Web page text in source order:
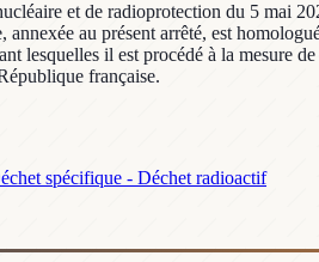
et de radioprotection du 5 mai
au présent arrêté, est
lesquelles il est procédé à la mesure
française.
spécifique - Déchet radioactif